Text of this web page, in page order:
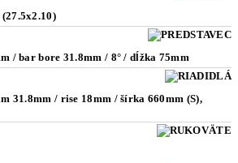
/ bar bore 31.8mm / 8° / dĺžka 75mm
31.8mm / rise 18mm / šírka 660mm (S),